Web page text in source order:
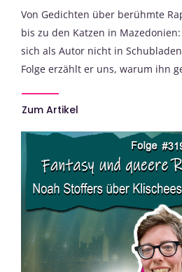
Von Gedichten über berühmte
bis zu den Katzen in
sich als Autor nicht in
Folge erzählt er uns, warum ihn
Zum Artikel